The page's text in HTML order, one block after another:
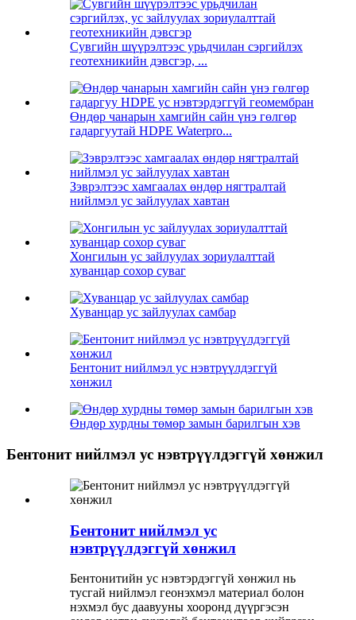
Сувгийн шүүрэлтээс урьдчилан сэргийлэх
геотехникийн дэвсгэр, ...
Өндөр чанарын хамгийн сайн үнэ гөлгөр
гадаргуутай HDPE Waterpro...
Зэврэлтээс хамгаалах өндөр нягтралтай
нийлмэл ус зайлуулах хавтан
Хонгилын ус зайлуулах зориулалттай
хуванцар сохор суваг
Хуванцар ус зайлуулах самбар
Бентонит нийлмэл ус нэвтрүүлдэггүй
хөнжил
Өндөр хурдны төмөр замын барилгын хэв
Бентонит нийлмэл ус нэвтрүүлдэггүй хөнжил
Бентонит нийлмэл ус
нэвтрүүлдэггүй хөнжил
Бентонитийн ус нэвтэрдэггүй хөнжил нь
тусгай нийлмэл геонэхмэл материал болон
нэхмэл бус даавууны хооронд дүүргэсэн